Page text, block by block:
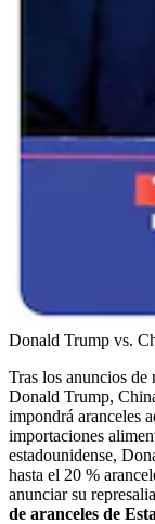
Donald Trump vs.
Tras los anuncios de
Donald Trump,
impondrá aranceles
importaciones
estadounidense,
hasta el 20 %
anunciar su
de aranceles de